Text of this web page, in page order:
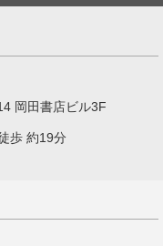
岡田書店ビル3F
歩 約19分